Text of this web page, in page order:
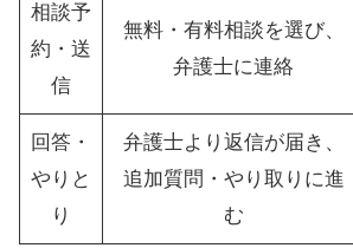
相談予
約・送
信
無料・有料相談を選び、
弁護士に連絡
回答・
やりと
り
弁護士より返信が届き、
追加質問・やり取りに進
む